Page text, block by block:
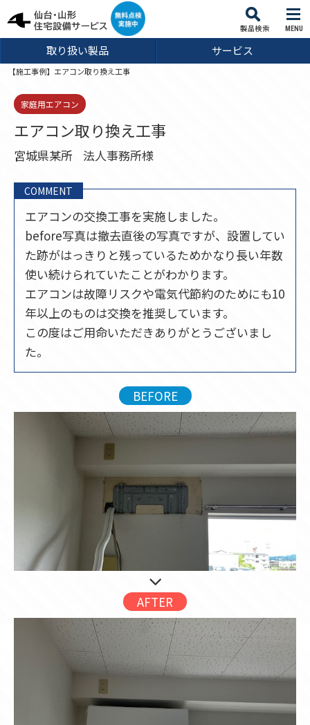
MENU
取り扱い製品 サービス
【施工事例】エアコン取り換え工事
家庭用エアコン
エアコン取り換え工事
宮城県某所 法人事務所様
COMMENT
エアコンの交換工事を実施しました。
before写真は撤去直後の写真ですが、設置してい
た跡がはっきりと残っているためかなり長い年数
使い続けられていたことがわかります。
エアコンは故障リスクや電気代節約のためにも10
年以上のものは交換を推奨しています。
この度はご用命いただきありがとうございまし
た。
BEFORE
AFTER